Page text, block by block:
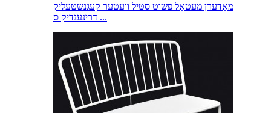
מאָדערן מעטאַל פּשוט סטיל וועטער קעגנשטעליק
דרינענדיק ס ...